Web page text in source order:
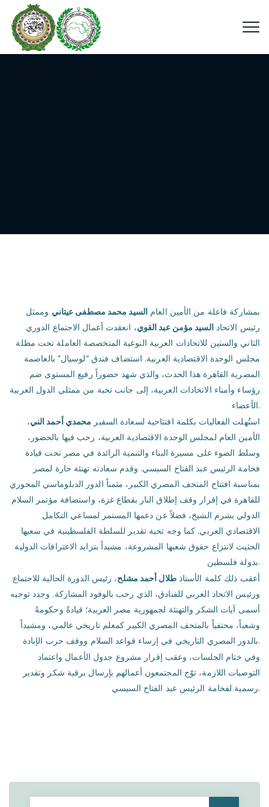
بمشاركة فاعلة من الأمين العام السيد محمد مصطفى عيتاني وممثل
رئيس الاتحادالسيد مؤمن عبد القوي، انعقدت أعمال الاجتماع الدوري
الثاني والستين للاتحادات العربية النوعية المتخصصة العاملة تحت مظلة
مجلس الوحدة الاقتصادية العربية. استضاف فندق “لوسيال” بالعاصمة
المصرية القاهرة هذا الحدث، والذي شهد حضوراً رفيع المستوى ضم
رؤساء وأمناء الاتحادات العربية، إلى جانب نخبة من ممثلي الدول العربية
الأعضاء.
استُهلت الفعاليات بكلمة افتتاحية لسعادة السفير محمدي أحمد الني،
الأمين العام لمجلس الوحدة الاقتصادية العربية، رحب فيها بالحضور،
وسلط الضوء على مسيرة البناء والتنمية الرائدة في مصر تحت قيادة
فخامة الرئيس عبد الفتاح السيسي. وقدم سعادته تهنئة حارة لمصر
بمناسبة افتتاح المتحف المصري الكبير، مثمناً الدور الدبلوماسي المحوري
للقاهرة في إقرار وقف إطلاق النار بقطاع غزة، واستضافة مؤتمر السلام
الدولي بشرم الشيخ، فضلاً عن دعمها المستمر لمساعي التكامل
الاقتصادي العربي. كما وجه تحية تقدير للسلطة الفلسطينية في سعيها
الحثيث لانتزاع حقوق شعبها المشروعة، مشيداً بتزايد الاعترافات الدولية
بدولة فلسطين.
أعقب ذلك كلمة الأستاذطلال أحمد مشلح، رئيس الدورة الحالية للاجتماع
ورئيس الاتحاد العربي للفنادق، الذي رحب بالوفود المشاركة. وجدد توجيه
أسمى آيات الشكر والتهنئة لجمهورية مصر العربية؛ قيادةً وحكومةً
وشعباً، محتفياً بالمتحف المصري الكبير كمعلم تاريخي عالمي، ومشيداً
بالدور المصري التاريخي في إرساء قواعد السلام ووقف حرب الإبادة.
وفي ختام الجلسات، وعقب إقرار مشروع جدول الأعمال واعتماد
التوصيات اللازمة، توّج المجتمعون أعمالهم بإرسال برقية شكر وتقدير
رسمية لفخامة الرئيس عبد الفتاح السيسي.